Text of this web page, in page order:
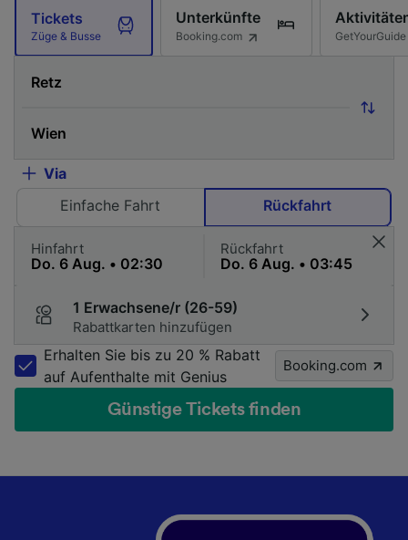
Tickets
Züge & Busse
Unterkünfte
Booking.com GetYourGuide
Via
Einfache Fahrt
Rückfahrt
Hinfahrt Rückfahrt
1 Erwachsene/r (26-59)
Rabattkarten hinzufügen
Erhalten Sie bis zu 20 % Rabatt
auf Aufenthalte mit Genius
Booking.com
Günstige Tickets finden